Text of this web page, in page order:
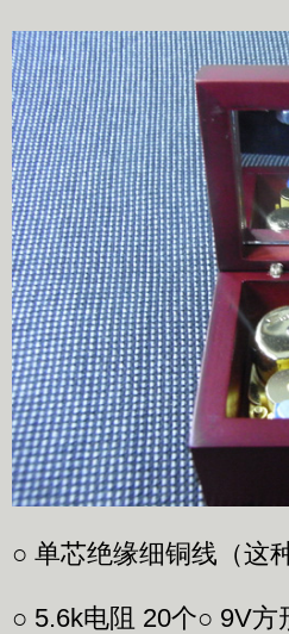
○ 单芯绝缘细铜线（这
○ 5.6k电阻 20个○ 9V方